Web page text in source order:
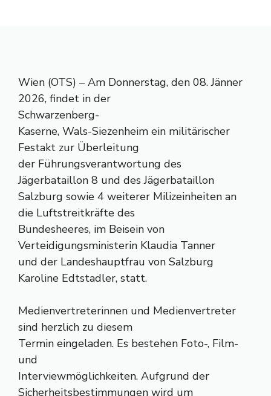
Wien (OTS) – Am Donnerstag, den 08. Jänner
2026, findet in der
Schwarzenberg-
Kaserne, Wals-Siezenheim ein militärischer
Festakt zur Überleitung
der Führungsverantwortung des
Jägerbataillon 8 und des Jägerbataillon
Salzburg sowie 4 weiterer Milizeinheiten an
die Luftstreitkräfte des
Bundesheeres, im Beisein von
Verteidigungsministerin Klaudia Tanner
und der Landeshauptfrau von Salzburg
Karoline Edtstadler, statt.
Medienvertreterinnen und Medienvertreter
sind herzlich zu diesem
Termin eingeladen. Es bestehen Foto-, Film-
und
Interviewmöglichkeiten. Aufgrund der
Sicherheitsbestimmungen wird um